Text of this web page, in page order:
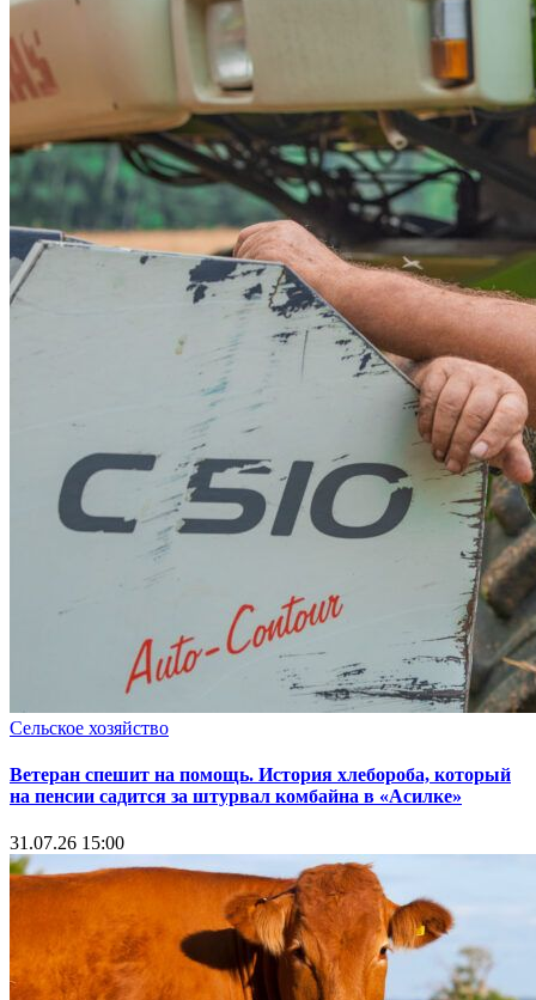
Сельское хозяйство
Ветеран спешит на помощь. История хлебороба, который
на пенсии садится за штурвал комбайна в «Асилке»
31.07.26 15:00